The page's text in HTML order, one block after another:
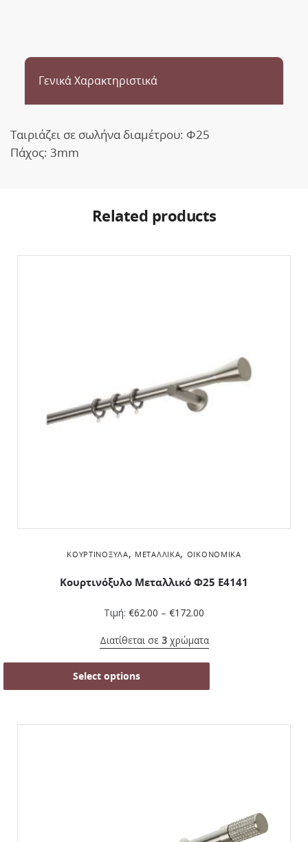
Γενικά Χαρακτηριστικά
Ταιριάζει σε σωλήνα διαμέτρου: Φ25
Πάχος: 3mm
Related products
ΚΟΥΡΤΙΝΌΞΥΛΑ, ΜΕΤΑΛΛΙΚΆ, ΟΙΚΟΝΟΜΙΚΆ
Κουρτινόξυλο Μεταλλικό Φ25 Ε4141
Τιμή: €62.00 – €172.00
Διατίθεται σε 3χρώματα
Select options